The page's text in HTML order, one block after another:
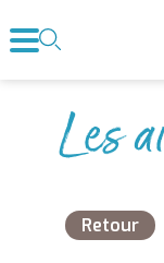
Les
Retour